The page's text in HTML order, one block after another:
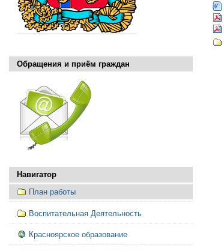
Обращения и приём граждан
Навигатор
План работы
Воспитательная Деятельность
Красноярское образование